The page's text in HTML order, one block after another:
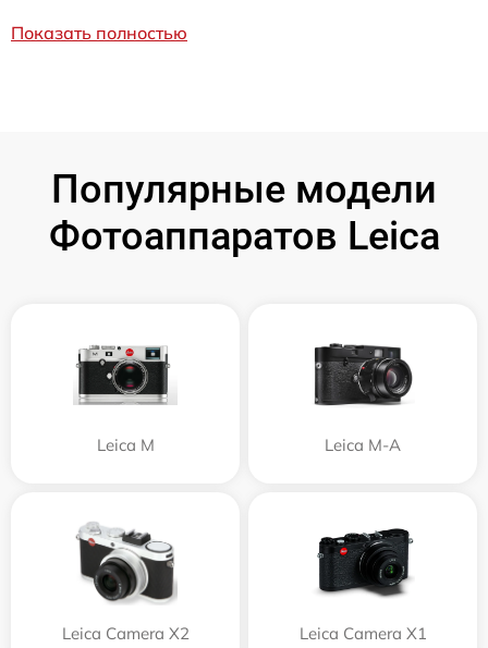
Показать полностью
Популярные модели
Фотоаппаратов Leica
Leica M Leica M-A
Leica Camera X2 Leica Camera X1